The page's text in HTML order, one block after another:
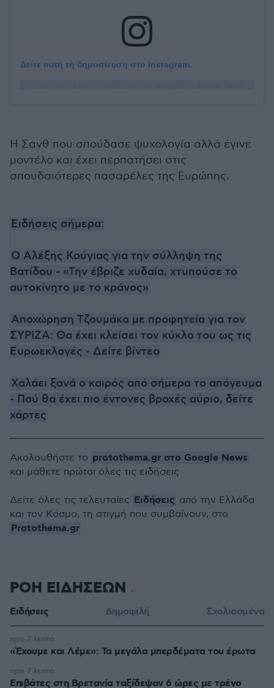
Δείτε αυτή τη δημοσίευση στο Instagram.
Η Σανθ που σπούδασε ψυχολογία αλλά έγινε
μοντέλο και έχει περπατήσει στις
σπουδαιότερες πασαρέλες της Ευρώπης.
Ειδήσεις σήμερα:
Ο Αλέξης Κούγιας για την σύλληψη της
Βατίδου - «Την έβριζε χυδαία, χτυπούσε το
αυτοκίνητο με το κράνος»
Αποχώρηση Τζουμάκα με προφητεία για τον
ΣΥΡΙΖΑ: Θα έχει κλείσει τον κύκλο του ως τις
Ευρωεκλογές - Δείτε βίντεο
Χαλάει ξανά ο καιρός από σήμερα το απόγευμα
- Πού θα έχει πιο έντονες βροχές αύριο, δείτε
χάρτες
Ακολουθήστε το protothema.gr στο Google News
και μάθετε πρώτοι όλες τις ειδήσεις
Δείτε όλες τις τελευταίες Ειδήσεις από την Ελλάδα
και τον Κόσμο, τη στιγμή που συμβαίνουν, στο
Protothema.gr
ΡΟΗ ΕΙΔΗΣΕΩΝ
Ειδήσεις Δημοφιλή Σχολιασμένα
«Έχουμε και Λέμε»: Τα μεγάλα μπερδέματα του έρωτα
πριν 7 λεπτά
Επιβάτες στη Βρετανία ταξίδεψαν 6 ώρες με τρένο
πριν 7 λεπτά